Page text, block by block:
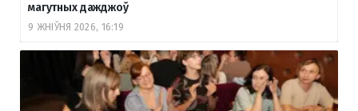
магутных дажджоў
9 ЖНІЎНЯ 2026, 16:19